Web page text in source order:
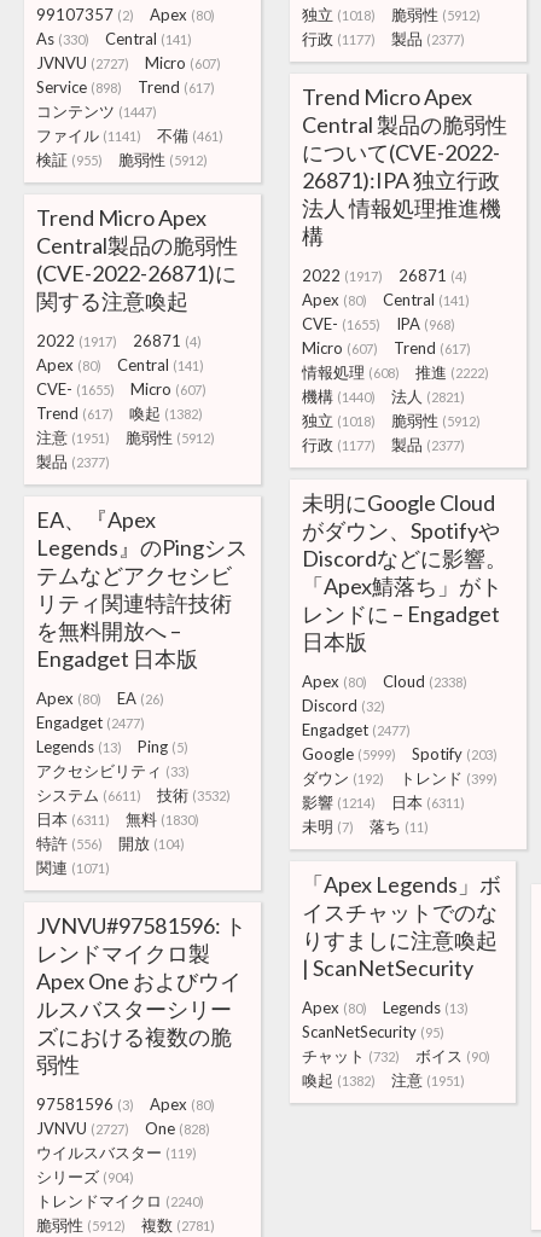
独立 (1018) 脆弱性 (5912)
行政 (1177) 製品 (2377)
99107357 (2) Apex (80)
As (330) Central (141)
JVNVU (2727) Micro (607)
Service (898) Trend (617)
コンテンツ (1447)
ファイル (1141) 不備 (461)
検証 (955) 脆弱性 (5912)
Trend Micro Apex
Central 製品の脆弱性
について(CVE-2022-
26871):IPA 独立行政
法人 情報処理推進機
構
2022 (1917) 26871 (4)
Apex (80) Central (141)
CVE- (1655) IPA (968)
Micro (607) Trend (617)
情報処理 (608) 推進 (2222)
機構 (1440) 法人 (2821)
独立 (1018) 脆弱性 (5912)
行政 (1177) 製品 (2377)
Trend Micro Apex
Central製品の脆弱性
(CVE-2022-26871)に
関する注意喚起
2022 (1917) 26871 (4)
Apex (80) Central (141)
CVE- (1655) Micro (607)
Trend (617) 喚起 (1382)
注意 (1951) 脆弱性 (5912)
製品 (2377)
未明にGoogle Cloud
がダウン、Spotifyや
Discordなどに影響。
「Apex鯖落ち」がト
レンドに – Engadget
日本版
Apex (80) Cloud (2338)
Discord (32)
Engadget (2477)
Google (5999) Spotify (203)
ダウン (192) トレンド (399)
影響 (1214) 日本 (6311)
未明 (7) 落ち (11)
EA、『Apex
Legends』のPingシス
テムなどアクセシビ
リティ関連特許技術
を無料開放へ –
Engadget 日本版
Apex (80) EA (26)
Engadget (2477)
Legends (13) Ping (5)
アクセシビリティ (33)
システム (6611) 技術 (3532)
日本 (6311) 無料 (1830)
特許 (556) 開放 (104)
関連 (1071)
「Apex Legends」ボ
イスチャットでのな
りすましに注意喚起
| ScanNetSecurity
Apex (80) Legends (13)
ScanNetSecurity (95)
チャット (732) ボイス (90)
喚起 (1382) 注意 (1951)
JVNVU#97581596: ト
レンドマイクロ製
Apex One およびウイ
ルスバスターシリー
ズにおける複数の脆
弱性
97581596 (3) Apex (80)
JVNVU (2727) One (828)
ウイルスバスター (119)
シリーズ (904)
トレンドマイクロ (2240)
脆弱性 (5912) 複数 (2781)